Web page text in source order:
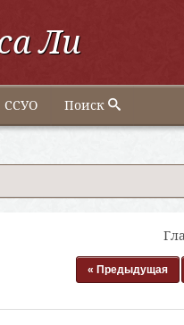
Ли
ССУО Поиск
« Предыдущая